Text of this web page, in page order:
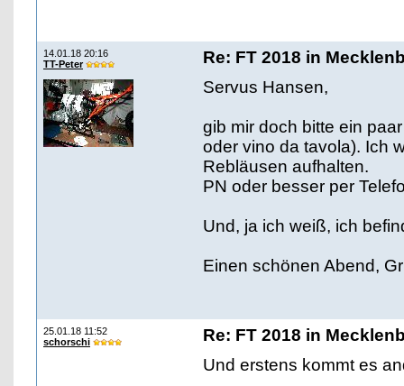
14.01.18 20:16
TT-Peter
Re: FT 2018 in
Servus Hansen,
gib mir doch bitte ein
oder vino da tavola). Ich
Rebläusen aufhalten.
PN oder besser per
Und, ja ich weiß, ich
Einen schönen Abend,
25.01.18 11:52
schorschi
Re: FT 2018 in
Und erstens kommt es